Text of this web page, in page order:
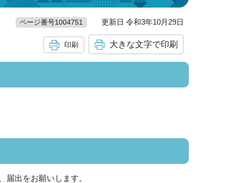
ページ番号1004751 更新日 令和3年10月29日
印刷 大きな文字で印刷
届出をお願いします。